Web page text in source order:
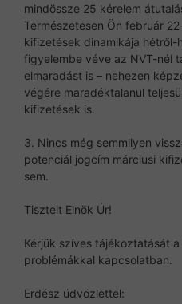
mindössze 25 kérelem
Természetesen Ön február
kifizetések dinamikája
figyelembe véve az NVT-nél
elmaradást is – nehezen
végére maradéktalanul
kifizetések is.
3. Nincs még semmilyen
potenciál jogcím márciusi
sem.
Tisztelt Elnök Úr!
Kérjük szíves tájékoztatását
problémákkal kapcsolatban.
Erdész üdvözlettel: